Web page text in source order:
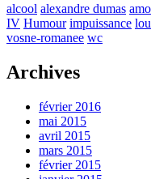
alcool alexandre dumas
IV Humour impuissance
vosne-romanee wc
Archives
février 2016
mai 2015
avril 2015
mars 2015
février 2015